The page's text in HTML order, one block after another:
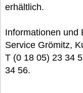
erhältlich.
Informationen und
Service Grömitz,
T (0 18 05) 23 34
34 56.